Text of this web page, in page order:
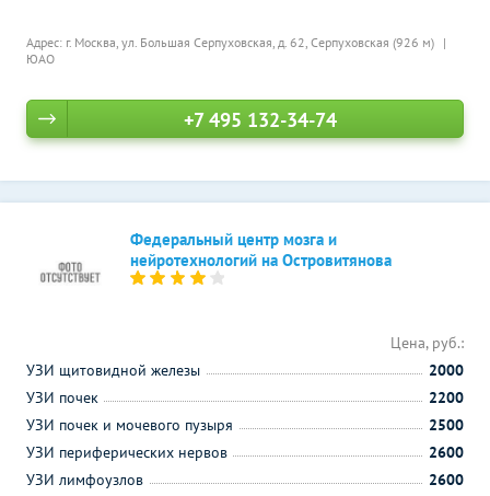
Адрес: г. Москва, ул. Большая Серпуховская, д. 62, Серпуховская (926 м)
ЮАО
+7 495 132-34-74
Федеральный центр мозга и
нейротехнологий на Островитянова
Цена, руб.:
УЗИ щитовидной железы
2000
УЗИ почек
2200
УЗИ почек и мочевого пузыря
2500
УЗИ периферических нервов
2600
УЗИ лимфоузлов
2600